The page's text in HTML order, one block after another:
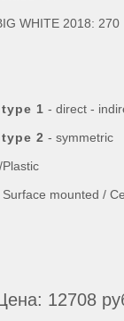
WHITE 2018: 270
1 - direct -
2 - symmetric
Surface mounted /
12708